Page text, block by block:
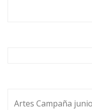
Artes Campaña